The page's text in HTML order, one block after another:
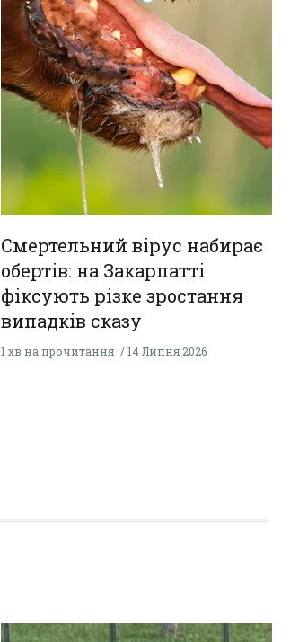
Смертельний вірус набирає
обертів: на Закарпатті
фіксують різке зростання
випадків сказу
1 хв на прочитання 14 Липня 2026